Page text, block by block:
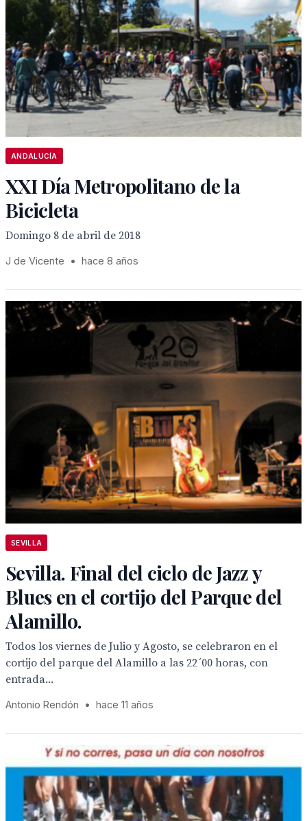
ANDALUCÍA
XXI Día Metropolitano de la
Bicicleta
Domingo 8 de abril de 2018
J de Vicente • hace 8 años
SEVILLA
Sevilla. Final del ciclo de Jazz y
Blues en el cortijo del Parque del
Alamillo.
Todos los viernes de Julio y Agosto, se celebraron en el
cortijo del parque del Alamillo a las 22´00 horas, con
entrada...
Antonio Rendón • hace 11 años